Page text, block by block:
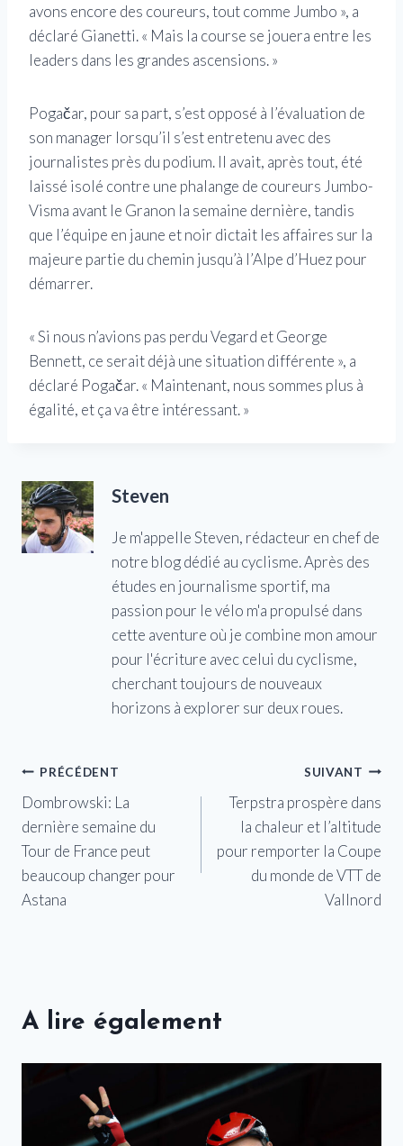
avons encore des coureurs, tout comme Jumbo », a
déclaré Gianetti. « Mais la course se jouera entre les
leaders dans les grandes ascensions. »
Pogačar, pour sa part, s’est opposé à l’évaluation de
son manager lorsqu’il s’est entretenu avec des
journalistes près du podium. Il avait, après tout, été
laissé isolé contre une phalange de coureurs Jumbo-
Visma avant le Granon la semaine dernière, tandis
que l’équipe en jaune et noir dictait les affaires sur la
majeure partie du chemin jusqu’à l’Alpe d’Huez pour
démarrer.
« Si nous n’avions pas perdu Vegard et George
Bennett, ce serait déjà une situation différente », a
déclaré Pogačar. « Maintenant, nous sommes plus à
égalité, et ça va être intéressant. »
Steven
Je m'appelle Steven, rédacteur en chef de
notre blog dédié au cyclisme. Après des
études en journalisme sportif, ma
passion pour le vélo m'a propulsé dans
cette aventure où je combine mon amour
pour l'écriture avec celui du cyclisme,
cherchant toujours de nouveaux
horizons à explorer sur deux roues.
Navigation
de
l’article
PRÉCÉDENT
Dombrowski: La
dernière semaine du
Tour de France peut
beaucoup changer pour
Astana
SUIVANT
Terpstra prospère dans
la chaleur et l’altitude
pour remporter la Coupe
du monde de VTT de
Vallnord
A lire également